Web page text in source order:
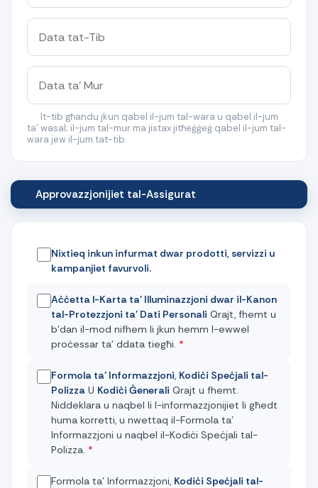
It-tib għandu jkun qabel il-jum tal-wara u qabel il-jum
ta’ wasal; il-jum tal-mur ma jistax jitħeġġeġ qabel il-jum tal-
wara jew il-jum tat-tib.
Approvazzjonijiet tal-Assigurat
Nixtieq inkun infurmat dwar prodotti, servizzi u
kampanjiet favurvoli.
Aċċetta l-Karta ta’ Illuminazzjoni dwar il-Kanon
tal-Protezzjoni ta’ Dati Personali Qrajt, fhemt u
b’dan il-mod nifhem li jkun hemm l-ewwel
proċessar ta’ ddata tiegħi. *
Formola ta’ Informazzjoni Kodiċi Speċjali tal-
Polizza U Kodiċi Ġenerali Qrajt u fhemt.
Niddeklara u naqbel li l-informazzjonijiet li għedt
huma korretti, u nwettaq il-Formola ta’
Informazzjoni u naqbel il-Kodiċi Speċjali tal-
Polizza. *
Formola ta’ Informazzjoni, Kodiċi Speċjali tal-